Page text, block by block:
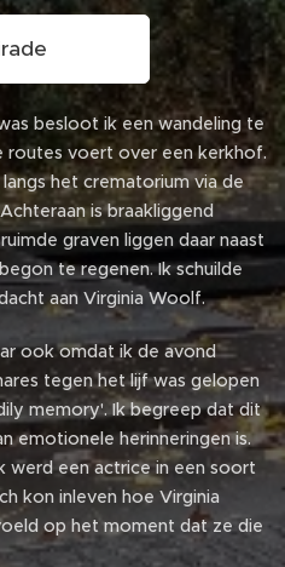
besloot ik een wandeling te
routes voert over een kerkhof.
het crematorium via de
is braakliggend
graven liggen daar naast
te regenen. Ik schuilde
aan Virginia Woolf.
ook omdat ik de avond
tegen het lijf was gelopen
memory'. Ik begreep dat dit
emotionele herinneringen is.
werd een actrice in een soort
kon inleven hoe Virginia
op het moment dat ze die